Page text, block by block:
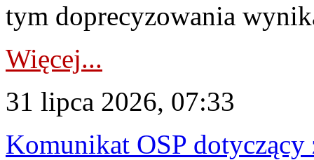
tym doprecyzowania
Więcej...
31 lipca 2026, 07:33
Komunikat OSP dotyczący